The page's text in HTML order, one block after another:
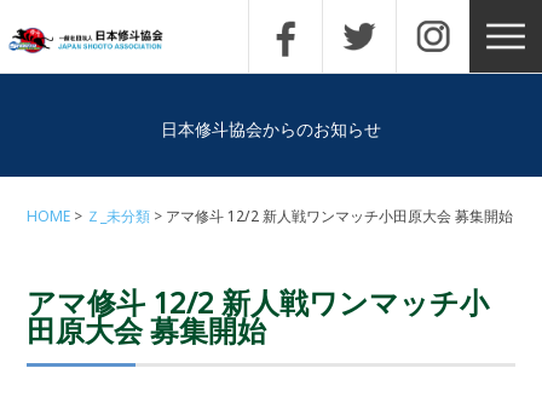
日本修斗協会からのお知らせ
HOME Ｚ_未分類 アマ修斗 12/2 新人戦ワンマッチ小田原大会 募集開始
アマ修斗 12/2 新人戦ワンマッチ小
田原大会 募集開始